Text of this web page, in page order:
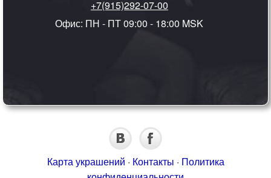
+7(915)292-07-00
Офис: ПН - ПТ 09:00 - 18:00 MSK
Карта украшений · Контакты · Политика